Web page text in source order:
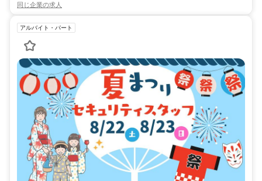
同じ企業の求人
アルバイト・パート